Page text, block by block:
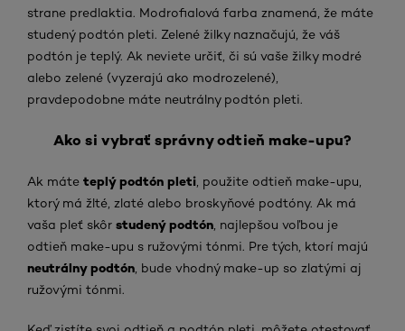
strane predlaktia. Modrofialová farba znamená, že máte
studený podtón pleti. Zelené žilky naznačujú, že váš
podtón je teplý. Ak neviete určiť, či sú vaše žilky modré
alebo zelené (vyzerajú ako modrozelené),
pravdepodobne máte neutrálny podtón pleti.
Ako si vybrať správny odtieň make-upu?
Ak máte teplý podtón pleti , použite odtieň make-upu,
ktorý má žlté, zlaté alebo broskyňové podtóny. Ak má
vaša pleť skôr studený podtón , najlepšou voľbou je
odtieň make-upu s ružovými tónmi. Pre tých, ktorí majú
neutrálny podtón , bude vhodný make-up so zlatými aj
ružovými tónmi.